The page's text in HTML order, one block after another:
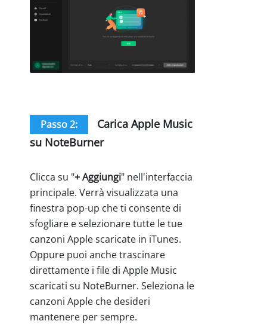
Passo 2:
Carica Apple Music
su NoteBurner
Clicca su "+ Aggiungi" nell'interfaccia
principale. Verrà visualizzata una
finestra pop-up che ti consente di
sfogliare e selezionare tutte le tue
canzoni Apple scaricate in iTunes.
Oppure puoi anche trascinare
direttamente i file di Apple Music
scaricati su NoteBurner. Seleziona le
canzoni Apple che desideri
mantenere per sempre.